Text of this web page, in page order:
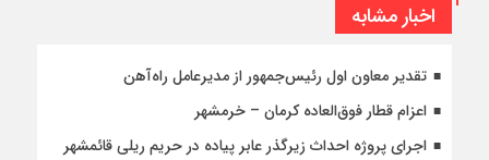
اخبار مشابه
تقدیر معاون اول رئیس‌جمهور از مدیرعامل راه‌آهن
اعزام قطار فوق‌العاده کرمان – خرمشهر
اجرای پروژه احداث زیرگذر عابر پیاده در حریم ریلی قائمشهر